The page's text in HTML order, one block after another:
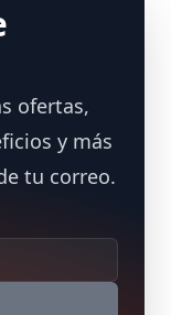
ofertas,
y más
tu correo.